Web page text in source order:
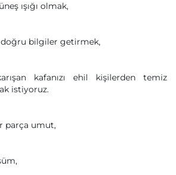
ışığı olmak,
doğru bilgiler getirmek,
kafanızı ehil kişilerden temiz
istiyoruz.
parça umut,